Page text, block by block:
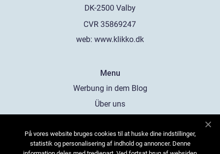
web: www.klikko.dk
Menu
Werbung in dem Blog
Über uns
Kontaktiere uns
Sitemap
På vores website bruges cookies til at huske dine indstillinger,
statistik og personalisering af indhold og annoncer. Denne